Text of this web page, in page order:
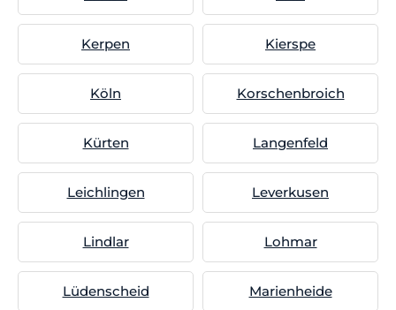
Kerpen Kierspe
Köln Korschenbroich
Kürten Langenfeld
Leichlingen Leverkusen
Lindlar Lohmar
Lüdenscheid Marienheide